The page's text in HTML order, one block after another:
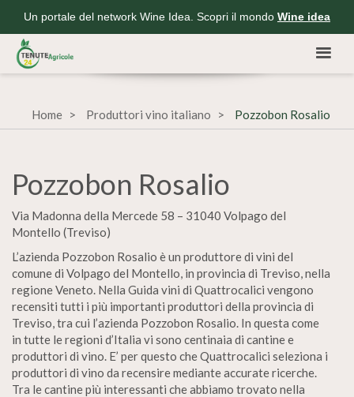
Un portale del network Wine Idea. Scopri il mondo Wine idea
Home Produttori vino italiano Pozzobon Rosalio
Pozzobon Rosalio
Via Madonna della Mercede 58 – 31040 Volpago del
Montello (Treviso)
L’azienda Pozzobon Rosalio è un produttore di vini del
comune di Volpago del Montello, in provincia di Treviso, nella
regione Veneto. Nella Guida vini di Quattrocalici vengono
recensiti tutti i più importanti produttori della provincia di
Treviso, tra cui l’azienda Pozzobon Rosalio. In questa come
in tutte le regioni d’Italia vi sono centinaia di cantine e
produttori di vino. E’ per questo che Quattrocalici seleziona i
produttori di vino da recensire mediante accurate ricerche.
Tra le cantine più interessanti che abbiamo trovato nella